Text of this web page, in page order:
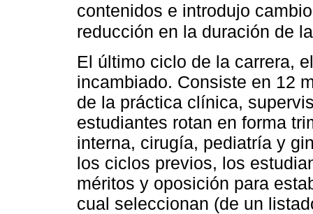
contenidos e introdujo
reducción en la duración de
El último ciclo de la carrera,
incambiado. Consiste en 12
de la práctica clínica,
estudiantes rotan en forma
interna, cirugía, pediatría y
los ciclos previos, los
méritos y oposición para
cual seleccionan (de un